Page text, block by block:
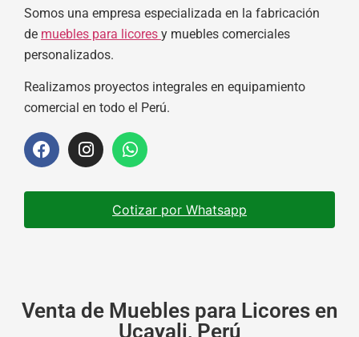
Somos una empresa especializada en la fabricación
de muebles para licores y muebles comerciales
personalizados.
Realizamos proyectos integrales en equipamiento
comercial en todo el Perú.
Cotizar por Whatsapp
Venta de Muebles para Licores en
Ucayali, Perú